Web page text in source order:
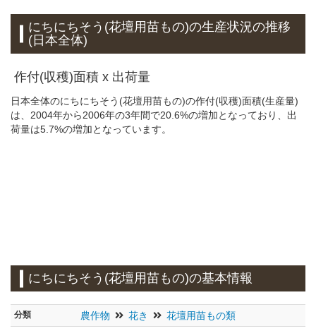
にちにちそう(花壇用苗もの)の生産状況の推移
(日本全体)
作付(収穫)面積 x 出荷量
日本全体のにちにちそう(花壇用苗もの)の作付(収穫)面積(生産量)
は、2004年から2006年の3年間で20.6%の増加となっており、出
荷量は5.7%の増加となっています。
にちにちそう(花壇用苗もの)の基本情報
分類 農作物 花き 花壇用苗もの類